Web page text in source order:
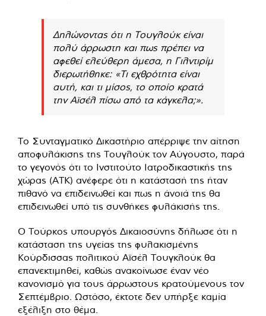
Δηλώνοντας ότι η Τουγλούκ είναι
πολύ άρρωστη και πως πρέπει να
αφεθεί ελεύθερη άμεσα, η Γιλντιρίμ
διερωτήθηκε: «Τι εχθρότητα είναι
αυτή, και τι μίσος, το οποίο κρατά
την Αϊσέλ πίσω από τα κάγκελα;».
Το Συνταγματικό Δικαστήριο απέρριψε την αίτηση
αποφυλάκισης της Τουγλούκ τον Αύγουστο, παρά
το γεγονός ότι το Ινστιτούτο Ιατροδικαστικής της
χώρας (ATK) ανέφερε ότι η κατάστασή της ήταν
πιθανό να επιδεινωθεί και πως η άνοιά της θα
επιδεινωθεί υπό τις συνθήκες φυλάκισής της.
Ο Τούρκος υπουργός Δικαιοσύνης δήλωσε ότι η
κατάσταση της υγείας της φυλακισμένης
Κούρδισσας πολιτικού Αϊσέλ Τουγκλούκ θα
επανεκτιμηθεί, καθώς ανακοίνωσε έναν νέο
κανονισμό για τους άρρωστους κρατούμενους τον
Σεπτέμβριο. Ωστόσο, έκτοτε δεν υπήρξε καμία
εξέλιξη στο θέμα.